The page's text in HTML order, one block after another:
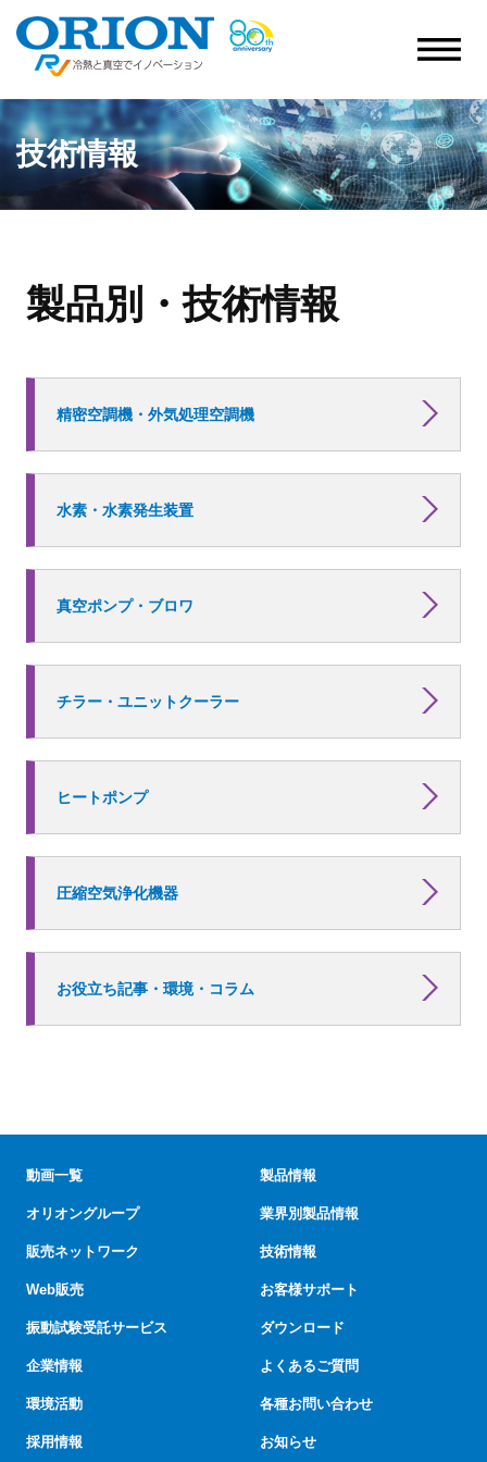
技術情報
製品別・技術情報
精密空調機・外気処理空調機
水素・水素発生装置
真空ポンプ・ブロワ
チラー・ユニットクーラー
ヒートポンプ
圧縮空気浄化機器
お役立ち記事・環境・コラム
動画一覧
オリオングループ
販売ネットワーク
Web販売
振動試験受託サービス
企業情報
環境活動
採用情報
製品情報
業界別製品情報
技術情報
お客様サポート
ダウンロード
よくあるご質問
各種お問い合わせ
お知らせ